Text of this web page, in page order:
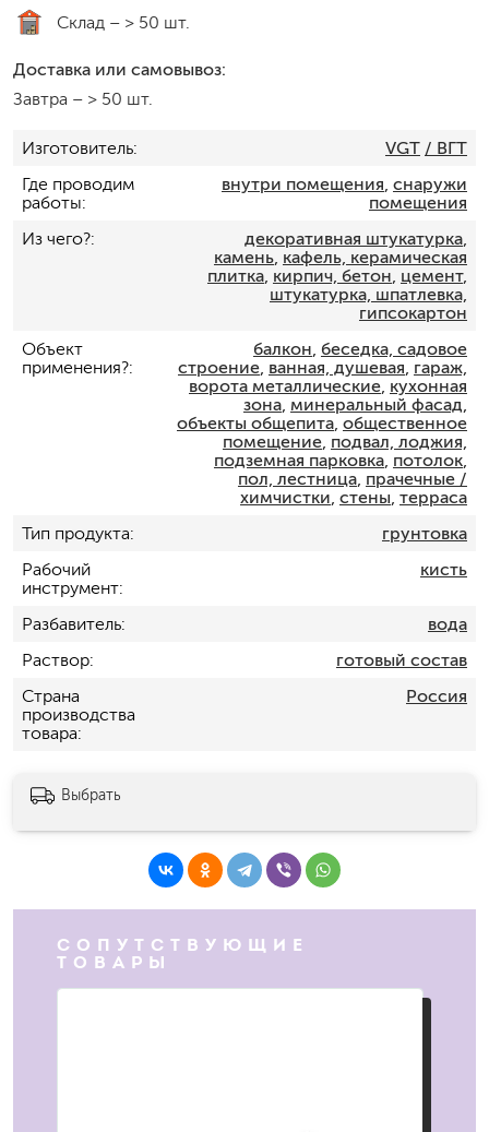
Склад – > 50 шт.
Доставка или самовывоз:
Завтра – > 50 шт.
Изготовитель VGT / ВГТ
Где проводим
работы
внутри помещения снаружи
помещения
Из чего?
декоративная штукатурка,
камень, кафель, керамическая
плитка, кирпич, бетон цемент,
штукатурка, шпатлевка,
гипсокартон
Объект
применения?
балкон беседка, садовое
строение, ванная, душевая гараж,
ворота металлические, кухонная
зона, минеральный фасад
объекты общепита, общественное
помещение, подвал, лоджия,
подземная парковка, потолок,
пол, лестница, прачечные /
химчистки стены терраса
Тип продукта
грунтовка
Рабочий
инструмент
кисть
Разбавитель
вода
Раствор
готовый состав
Страна
производства
товара
Россия
Выбрать
СОПУТСТВУЮЩИЕ
ТОВАРЫ